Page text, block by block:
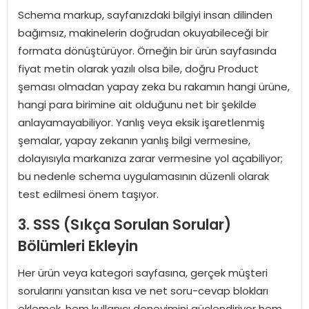
Schema markup, sayfanızdaki bilgiyi insan dilinden
bağımsız, makinelerin doğrudan okuyabileceği bir
formata dönüştürüyor. Örneğin bir ürün sayfasında
fiyat metin olarak yazılı olsa bile, doğru Product
şeması olmadan yapay zeka bu rakamın hangi ürüne,
hangi para birimine ait olduğunu net bir şekilde
anlayamayabiliyor. Yanlış veya eksik işaretlenmiş
şemalar, yapay zekanın yanlış bilgi vermesine,
dolayısıyla markanıza zarar vermesine yol açabiliyor;
bu nedenle schema uygulamasının düzenli olarak
test edilmesi önem taşıyor.
3. SSS (Sıkça Sorulan Sorular)
Bölümleri Ekleyin
Her ürün veya kategori sayfasına, gerçek müşteri
sorularını yansıtan kısa ve net soru-cevap blokları